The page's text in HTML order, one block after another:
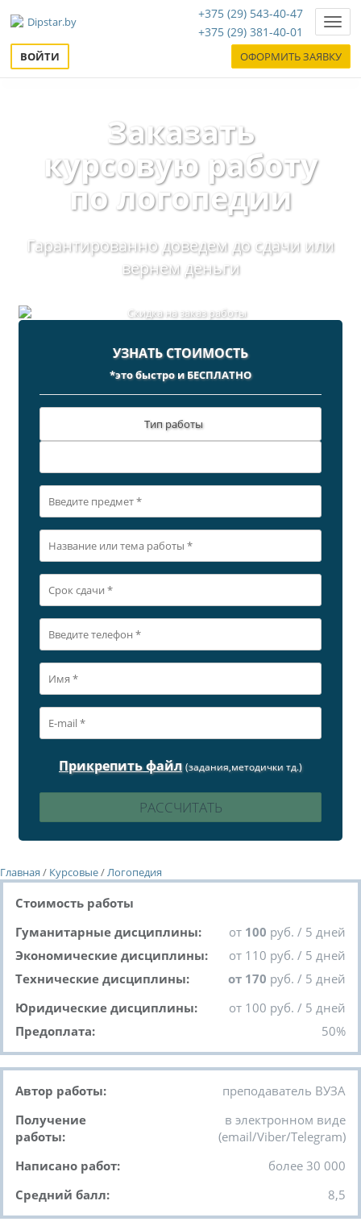
+375 (29) 543-40-47
+375 (29) 381-40-01
ВОЙТИ ОФОРМИТЬ ЗАЯВКУ
Заказать
курсовую работу
по логопедии
Гарантированно доведем до сдачи или
вернем деньги
УЗНАТЬ СТОИМОСТЬ
*это быстро и БЕСПЛАТНО
Тип работы
Прикрепить файл (задания,методички тд.)
Главная / Курсовые/Логопедия
Стоимость работы
Гуманитарные дисциплины:
от 100 руб. / 5 дней
Экономические дисциплины:
от 110 руб. / 5 дней
Технические дисциплины:
от 170 руб. / 5 дней
Юридические дисциплины:
от 100 руб. / 5 дней
Предоплата:
50%
Автор работы:
преподаватель ВУЗА
Получение
работы:
в электронном виде
(email/Viber/Telegram)
Написано работ:
более 30 000
Средний балл:
8,5